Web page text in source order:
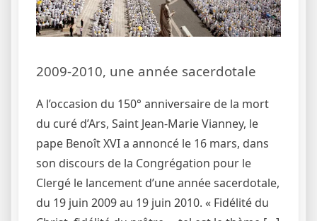
2009-2010, une année sacerdotale
A l’occasion du 150° anniversaire de la mort
du curé d’Ars, Saint Jean-Marie Vianney, le
pape Benoît XVI a annoncé le 16 mars, dans
son discours de la Congrégation pour le
Clergé le lancement d’une année sacerdotale,
du 19 juin 2009 au 19 juin 2010. « Fidélité du